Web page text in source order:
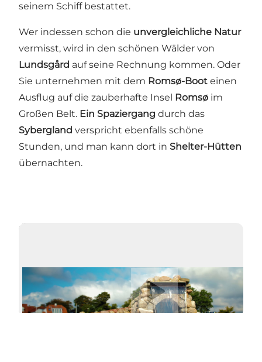
seinem Schiff bestattet.
Wer indessen schon die unvergleichliche Natur
vermisst, wird in den schönen Wälder von
Lundsgård auf seine Rechnung kommen. Oder
Sie unternehmen mit dem Romsø-Boot einen
Ausflug auf die zauberhafte Insel Romsø im
Großen Belt. Ein Spaziergang durch das
Sybergland verspricht ebenfalls schöne
Stunden, und man kann dort in Shelter-Hütten
übernachten.
Video abspielen